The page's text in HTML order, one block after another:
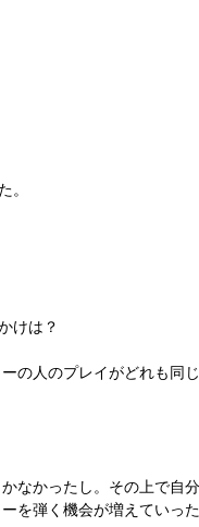
。
けは？
の人のプレイがどれも同
なかったし。その上で自
を弾く機会が増えていっ